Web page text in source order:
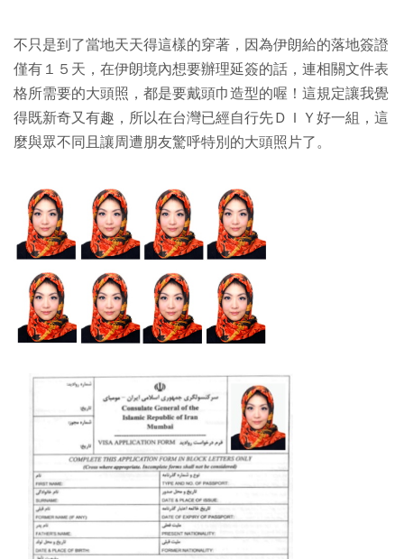
不只是到了當地天天得這樣的穿著，因為伊朗給的落地簽證
僅有１５天，在伊朗境內想要辦理延簽的話，連相關文件表
格所需要的大頭照，都是要戴頭巾造型的喔！這規定讓我覺
得既新奇又有趣，所以在台灣已經自行先ＤＩＹ好一組，這
麼與眾不同且讓周遭朋友驚呼特別的大頭照片了。